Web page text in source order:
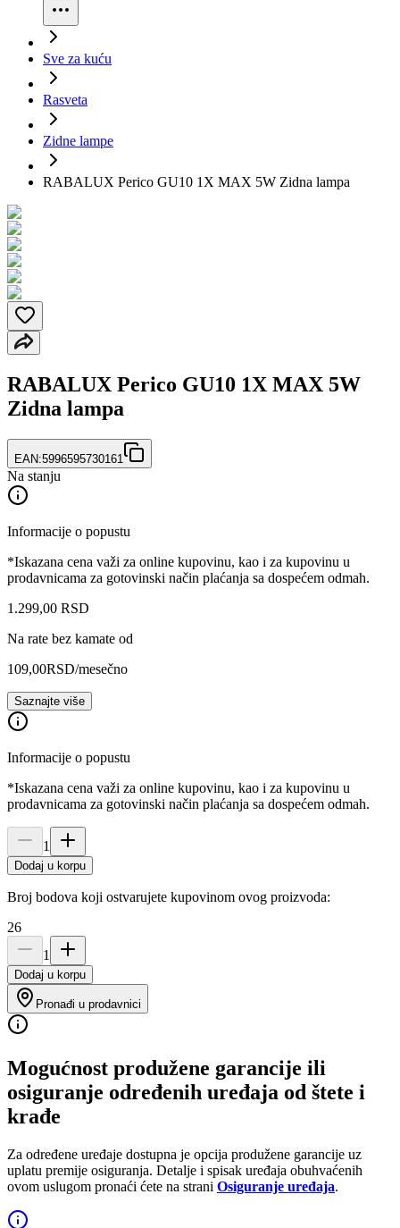
Sve za kuću
Rasveta
Zidne lampe
RABALUX Perico GU10 1X MAX 5W Zidna lampa
RABALUX Perico GU10 1X MAX 5W
Zidna lampa
EAN:5996595730161
Na stanju
Informacije o popustu
*Iskazana cena važi za online kupovinu, kao i za kupovinu u
prodavnicama za gotovinski način plaćanja sa dospećem odmah.
1.299,00 RSD
Na rate bez kamate od
109,00RSD/mesečno
Saznajte više
Informacije o popustu
*Iskazana cena važi za online kupovinu, kao i za kupovinu u
prodavnicama za gotovinski način plaćanja sa dospećem odmah.
1
Dodaj u korpu
Broj bodova koji ostvarujete kupovinom ovog proizvoda:
26
1
Dodaj u korpu
Pronađi u prodavnici
Mogućnost produžene garancije ili
osiguranje određenih uređaja od štete i
krađe
Za određene uređaje dostupna je opcija produžene garancije uz
uplatu premije osiguranja. Detalje i spisak uređaja obuhvaćenih
ovom uslugom pronaći ćete na strani Osiguranje uređaja.